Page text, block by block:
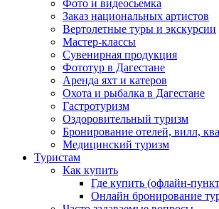
Фото и видеосьемка
Заказ национальных артистов
Вертолетные туры и экскурсии
Мастер-классы
Сувенирная продукция
Фототур в Дагестане
Аренда яхт и катеров
Охота и рыбалка в Дагестане
Гастротуризм
Оздоровительный туризм
Бронирование отелей, вилл,
Медицинский туризм
Туристам
Как купить
Где купить (офлайн-
Онлайн бронирование